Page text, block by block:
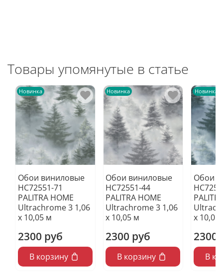
Товары упомянутые в статье
Новинка
Обои виниловые
HC72551-71
PALITRA HOME
Ultrachrome 3 1,06
х 10,05 м
2300 руб
В корзину
Новинка
Обои виниловые
HC72551-44
PALITRA HOME
Ultrachrome 3 1,06
х 10,05 м
2300 руб
В корзину
Новинка
Обои
х 10,05
2300
В